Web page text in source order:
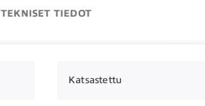
TEKNISET TIEDOT
Katsastettu